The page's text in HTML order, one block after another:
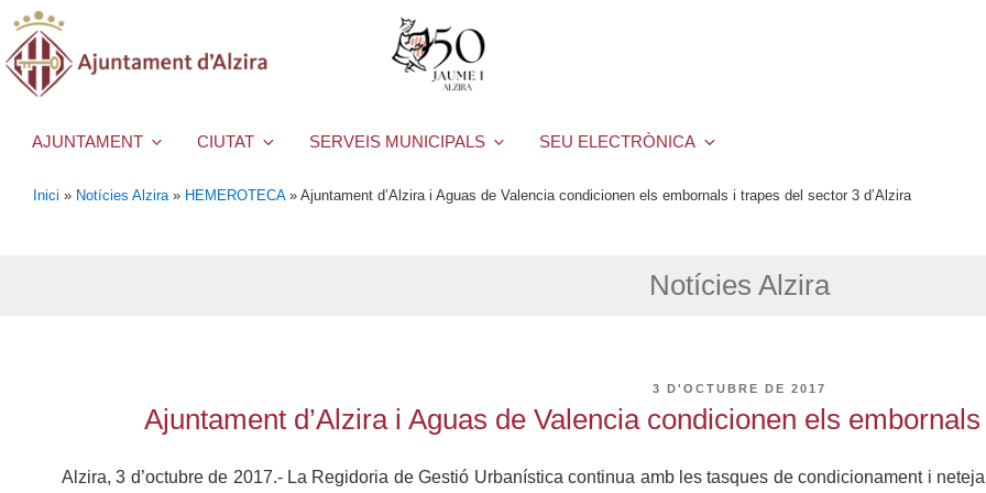
AJUNTAMENT CIUTAT SERVEIS MUNICIPALS SEU ELECTRÒNICA
Inici » Notícies Alzira » HEMEROTECA» Ajuntament d’Alzira i Aguas de Valencia condicionen els embornals i trapes del sector 3 d’Alzira
Notícies Alzira
PUBLICAT
3 D'OCTUBRE DE 2017
Ajuntament d’Alzira i Aguas de Valencia condicionen els
Alzira, 3 d’octubre de 2017.- La Regidoria de Gestió Urbanística continua amb les tasques de condicionament i